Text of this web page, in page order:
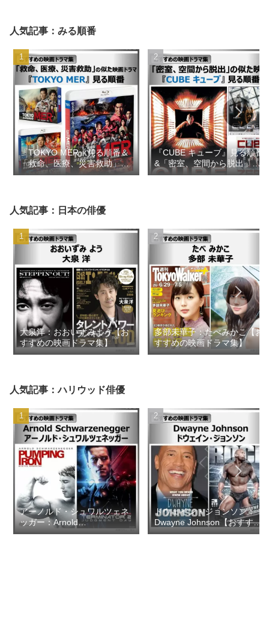
人気記事：みる順番
『TOKYO MER』見る順番＆
「救命、医療、災害救助」の
似た映画ドラマ【おすすめの
『CUBE キューブ』見る順番
&「密室、空間から脱出」の
似た映画【おすすめの映画ド
人気記事：日本の俳優
大泉洋：おおいずみよう【お
すすめの映画ドラマ集】
多部未華子：たべみかこ【お
すすめの映画ドラマ集】
人気記事：ハリウッド俳優
アーノルド・シュワルツェネ
ッガー：Arnold
Schwarzenegger【おすすめ
ドウェイン・ジョンソン：
Dwayne Johnson【おすすめ
の映画ドラマ集】